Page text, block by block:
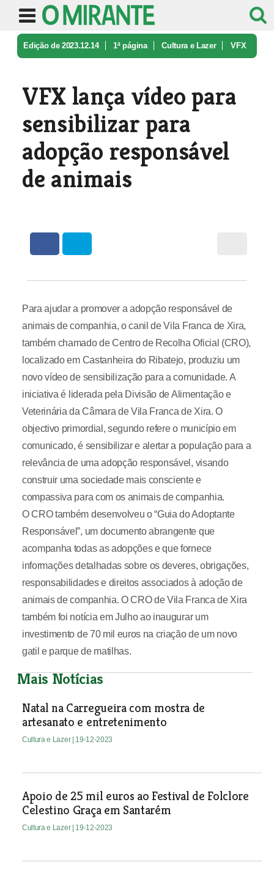
Edição de 2023.12.14 1ª página Cultura e Lazer VFX
VFX lança vídeo para
sensibilizar para
adopção responsável
de animais
Para ajudar a promover a adopção responsável de
animais de companhia, o canil de Vila Franca de Xira,
também chamado de Centro de Recolha Oficial (CRO),
localizado em Castanheira do Ribatejo, produziu um
novo vídeo de sensibilização para a comunidade. A
iniciativa é liderada pela Divisão de Alimentação e
Veterinária da Câmara de Vila Franca de Xira. O
objectivo primordial, segundo refere o município em
comunicado, é sensibilizar e alertar a população para a
relevância de uma adopção responsável, visando
construir uma sociedade mais consciente e
compassiva para com os animais de companhia.
O CRO também desenvolveu o “Guia do Adoptante
Responsável”, um documento abrangente que
acompanha todas as adopções e que fornece
informações detalhadas sobre os deveres, obrigações,
responsabilidades e direitos associados à adoção de
animais de companhia. O CRO de Vila Franca de Xira
também foi notícia em Julho ao inaugurar um
investimento de 70 mil euros na criação de um novo
gatil e parque de matilhas.
Mais Notícias
Natal na Carregueira com mostra de
artesanato e entretenimento
Cultura e Lazer | 19-12-2023
Apoio de 25 mil euros ao Festival de Folclore
Celestino Graça em Santarém
Cultura e Lazer | 19-12-2023